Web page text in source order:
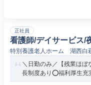
正社員
看護師/デイサービス/
特別養護老人ホーム 湖西白
＼日勤のみ／【残業ほぼ
長制度あり⭕福利厚生充